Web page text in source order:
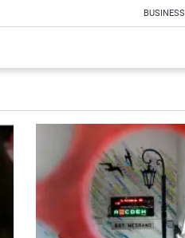
BUSINESS